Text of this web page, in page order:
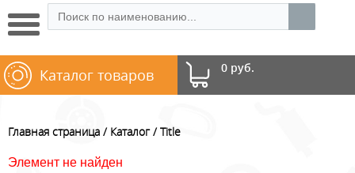
0 руб.
Каталог товаров
Главная страница Каталог Title
Элемент не найден